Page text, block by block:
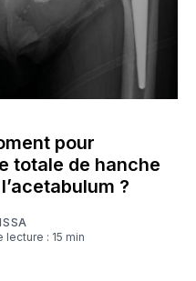
pour
totale de hanche
?
lecture : 15 min